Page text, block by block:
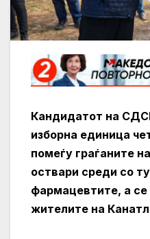
Кандидатот на
изборна единица
помеѓу граѓаните
оствари среди со
фармацевтите, а се
жителите на